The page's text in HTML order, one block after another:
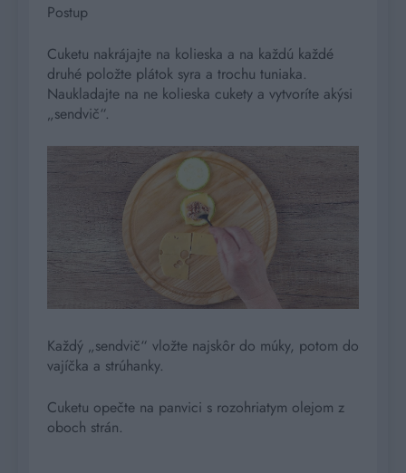
Postup
Cuketu nakrájajte na kolieska a na každú každé
druhé položte plátok syra a trochu tuniaka.
Naukladajte na ne kolieska cukety a vytvoríte akýsi
„sendvič“.
Každý „sendvič“ vložte najskôr do múky, potom do
vajíčka a strúhanky.
Cuketu opečte na panvici s rozohriatym olejom z
oboch strán.